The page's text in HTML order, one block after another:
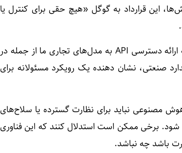
این قرارداد به گوگل «هیچ حقی برای کنترل یا
سخنگوی گوگل به رویترز گفت: ما معتقدیم که ارائه دسترسی API به مدل‌های تجاری ما از جمله در
صنعتی، نشان دهنده یک رویکرد مسئولانه برای
نباید برای نظارت گسترده یا سلاح‌های
برخی ممکن است استدلال کنند که این فناوری
باشد چه نباشد.